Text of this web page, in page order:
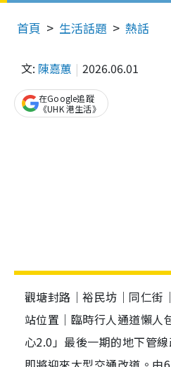
首頁 生活話題 熱話
文: 陳嘉蕙 2026.06.01
在Google追蹤
《UHK 港生活》
觀塘封路｜裕民坊｜同仁街
站位置｜臨時行人通道懶人
心2.0」最後一期的地下管